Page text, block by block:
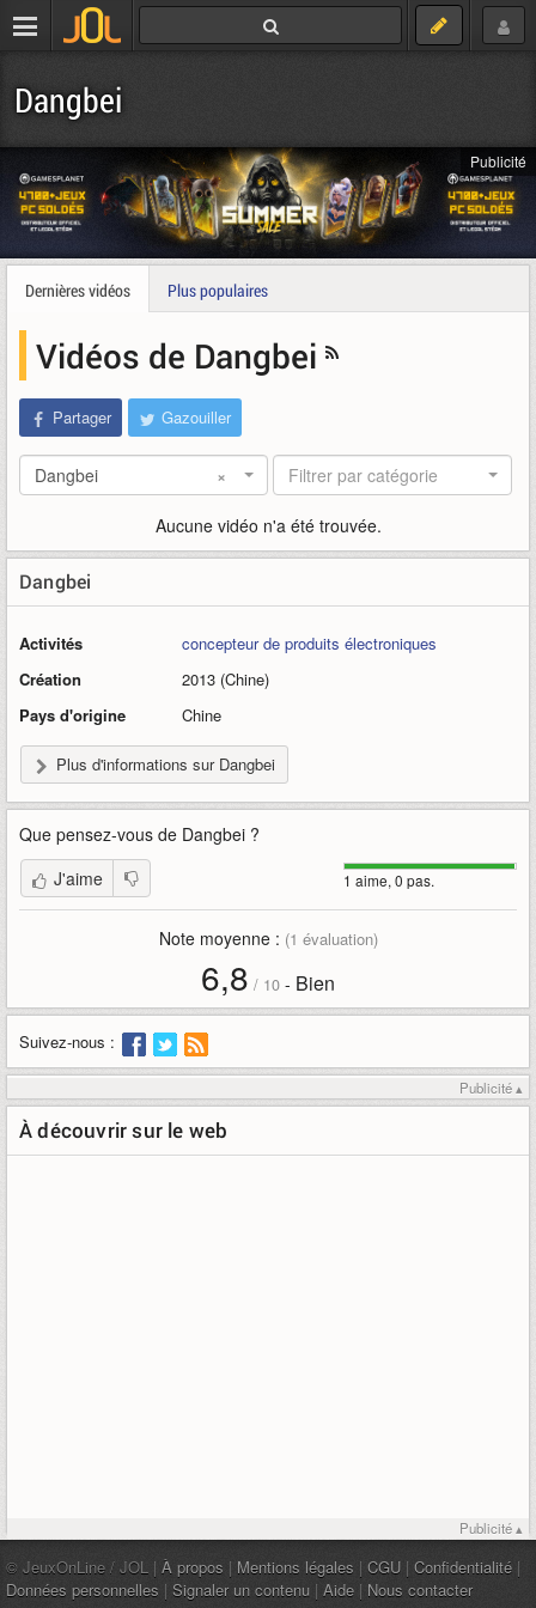
Dangbei
Publicité
Dernières vidéos Plus populaires
Vidéos de Dangbei
Partager Gazouiller
×
Dangbei Filtrer par catégorie
Aucune vidéo n'a été trouvée.
Dangbei
Activités
concepteur de produits électroniques
Création
2013 (Chine)
Pays d'origine
Chine
Plus d'informations sur Dangbei
Que pensez-vous de Dangbei ?
1 aime, 0 pas.
J'aime
Note moyenne : (1 évaluation)
6,8 / 10 - Bien
Suivez-nous :
Publicité ▴
À découvrir sur le web
Publicité ▴
© JeuxOnLine / JOL | À propos | Mentions légales | CGU | Confidentialité |
Données personnelles | Signaler un contenu | Aide | Nous contacter